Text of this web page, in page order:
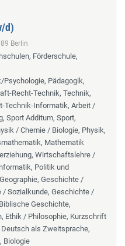
d)
Berlin
Förderschule,
Psychologie, Pädagogik,
Recht-Technik, Technik,
Technik-Informatik, Arbeit /
Sport Additum, Sport,
/ Chemie / Biologie, Physik,
Mathematik
Wirtschaftslehre /
Politik und
Geschichte /
/ Sozialkunde, Geschichte /
Geschichte,
Ethik / Philosophie, Kurzschrift
als Zweitsprache,
Biologie